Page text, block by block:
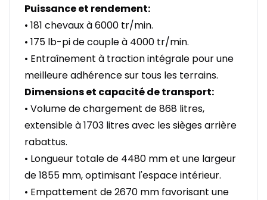
Puissance et rendement:
• 181 chevaux à 6000 tr/min.
• 175 lb-pi de couple à 4000 tr/min.
• Entraînement à traction intégrale pour une
meilleure adhérence sur tous les terrains.
Dimensions et capacité de transport:
• Volume de chargement de 868 litres,
extensible à 1703 litres avec les sièges arrière
rabattus.
• Longueur totale de 4480 mm et une largeur
de 1855 mm, optimisant l'espace intérieur.
• Empattement de 2670 mm favorisant une